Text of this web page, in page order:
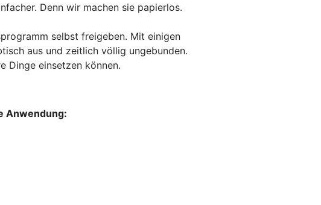
Denn wir machen sie papierlos.
selbst freigeben. Mit einigen
aus und zeitlich völlig ungebunden.
Dinge einsetzen können.
Anwendung: